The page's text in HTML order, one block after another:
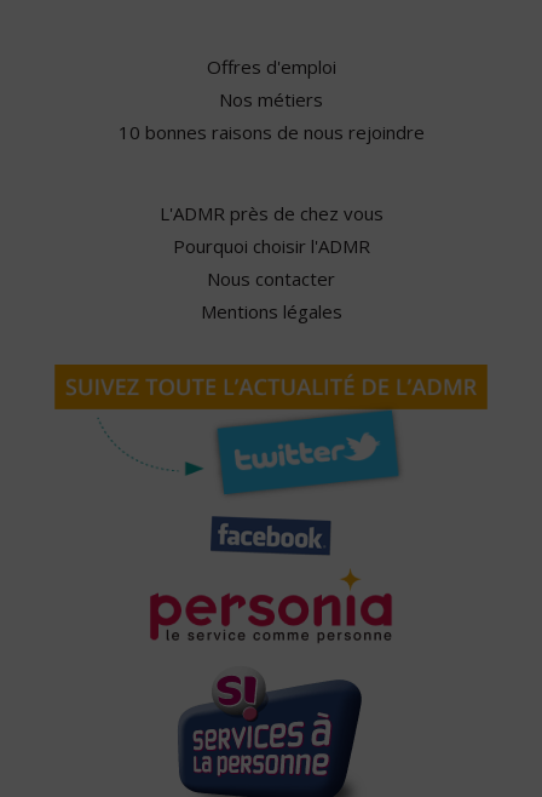
Offres d'emploi
Nos métiers
10 bonnes raisons de nous rejoindre
L'ADMR près de chez vous
Pourquoi choisir l'ADMR
Nous contacter
Mentions légales